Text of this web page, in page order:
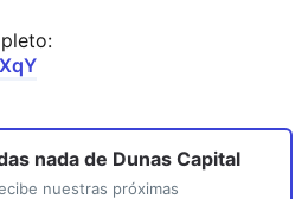
nada de Dunas Capital
nuestras próximas